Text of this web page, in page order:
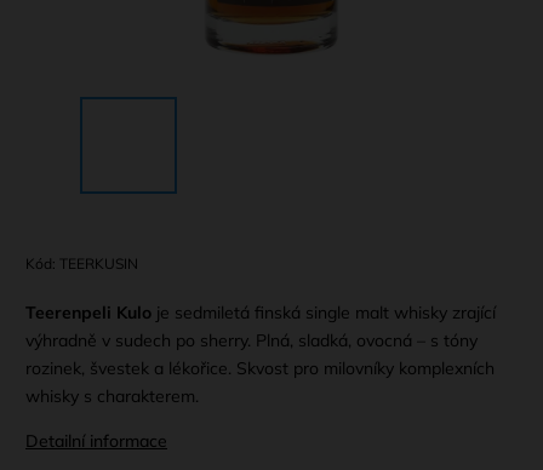
Kód: TEERKUSIN
Teerenpeli Kulo je sedmiletá finská single malt whisky zrající
výhradně v sudech po sherry. Plná, sladká, ovocná – s tóny
rozinek, švestek a lékořice. Skvost pro milovníky komplexních
whisky s charakterem.
Detailní informace